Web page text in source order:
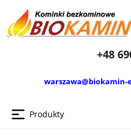
+48
warszawa@biokamin-
Produkty